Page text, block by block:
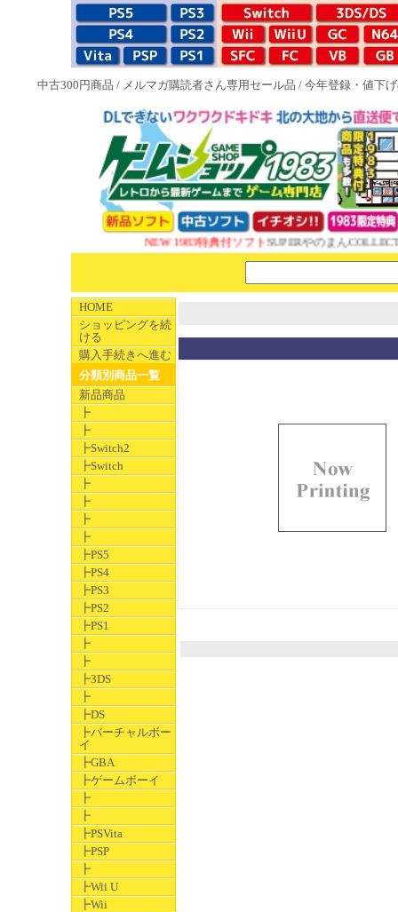
中古300円商品 / メルマガ購読者さん専用セール品 / 今年登録・値下
NEW 1983特典付ソフトSUPERやのまんCOLLECTION
HOME
ショッピングを続
ける
購入手続きへ進む
分類別商品一覧
新品商品
┣
┣
┣Switch2
┣Switch
┣
┣
┣
┣
┣PS5
┣PS4
┣PS3
┣PS2
┣PS1
┣
┣
┣3DS
┣
┣DS
┣バーチャルボー
イ
┣GBA
┣ゲームボーイ
┣
┣
┣PSVita
┣PSP
┣
┣Wii U
┣Wii